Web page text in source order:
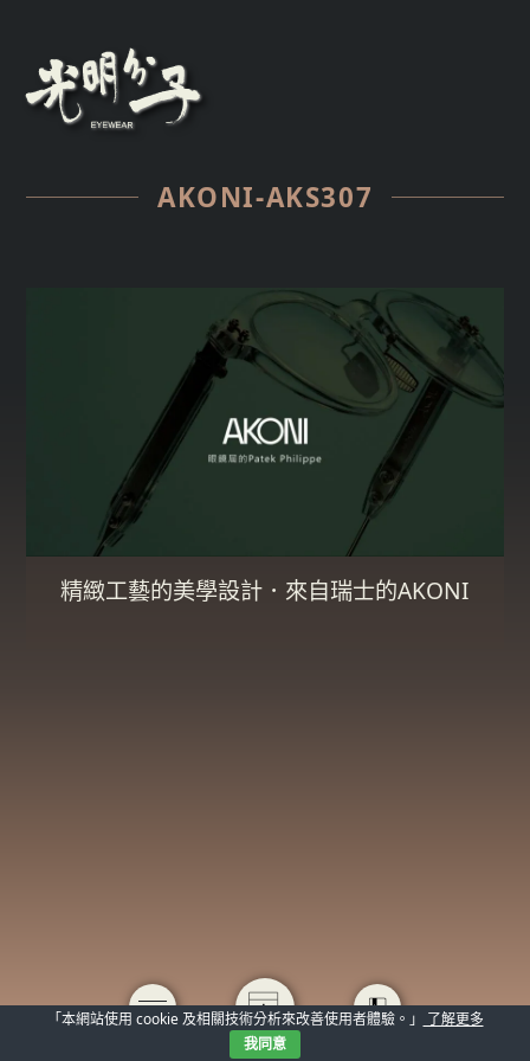
AKONI-AKS307
精緻工藝的美學設計．來自瑞士的AKONI
「本網站使用 cookie 及相關技術分析來改善使用者體驗。」
了解更多
我同意